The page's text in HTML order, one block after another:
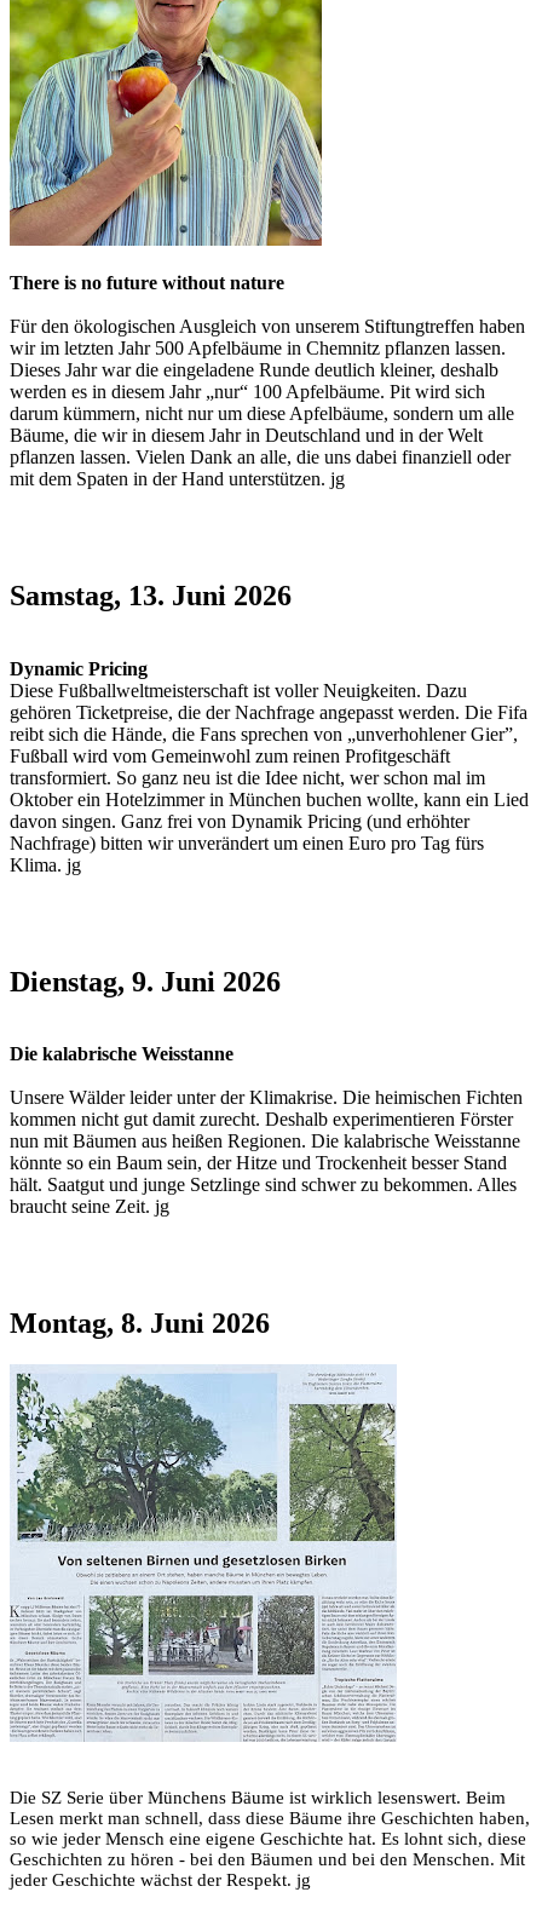
There is no future without nature
Für den ökologischen Ausgleich von unserem Stiftungtreffen haben
wir im letzten Jahr 500 Apfelbäume in Chemnitz pflanzen lassen.
Dieses Jahr war die eingeladene Runde deutlich kleiner, deshalb
werden es in diesem Jahr „nur“ 100 Apfelbäume. Pit wird sich
darum kümmern, nicht nur um diese Apfelbäume, sondern um alle
Bäume, die wir in diesem Jahr in Deutschland und in der Welt
pflanzen lassen. Vielen Dank an alle, die uns dabei finanziell oder
mit dem Spaten in der Hand unterstützen. jg
Samstag, 13. Juni 2026
Dynamic Pricing
Diese Fußballweltmeisterschaft ist voller Neuigkeiten. Dazu
gehören Ticketpreise, die der Nachfrage angepasst werden. Die Fifa
reibt sich die Hände, die Fans sprechen von „unverhohlener Gier”,
Fußball wird vom Gemeinwohl zum reinen Profitgeschäft
transformiert. So ganz neu ist die Idee nicht, wer schon mal im
Oktober ein Hotelzimmer in München buchen wollte, kann ein Lied
davon singen. Ganz frei von Dynamik Pricing (und erhöhter
Nachfrage) bitten wir unverändert um einen Euro pro Tag fürs
Klima. jg
Dienstag, 9. Juni 2026
Die kalabrische Weisstanne
Unsere Wälder leider unter der Klimakrise. Die heimischen Fichten
kommen nicht gut damit zurecht. Deshalb experimentieren Förster
nun mit Bäumen aus heißen Regionen. Die kalabrische Weisstanne
könnte so ein Baum sein, der Hitze und Trockenheit besser Stand
hält. Saatgut und junge Setzlinge sind schwer zu bekommen. Alles
braucht seine Zeit. jg
Montag, 8. Juni 2026
Die SZ Serie über Münchens Bäume ist wirklich lesenswert. Beim
Lesen merkt man schnell, dass diese Bäume ihre Geschichten haben,
so wie jeder Mensch eine eigene Geschichte hat. Es lohnt sich, diese
Geschichten zu hören - bei den Bäumen und bei den Menschen. Mit
jeder Geschichte wächst der Respekt. jg